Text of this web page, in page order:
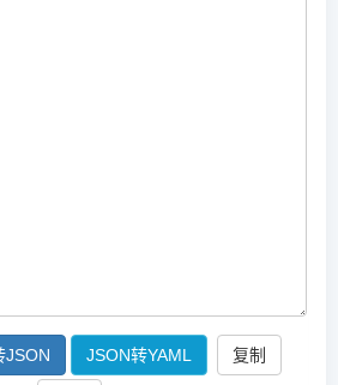
JSON JSON转YAML 复制